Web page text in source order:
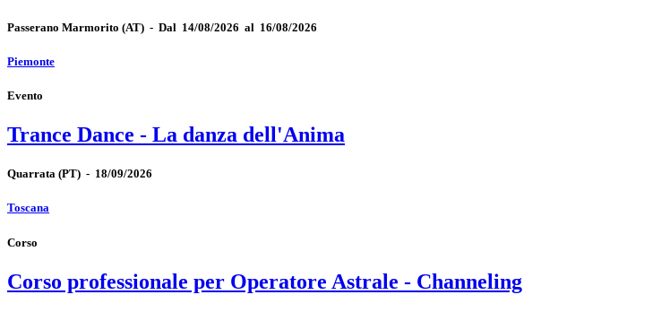
Passerano Marmorito (AT) - Dal 14/08/2026 al 16/08/2026
Piemonte
Evento
Trance Dance - La danza dell'Anima
Quarrata (PT) - 18/09/2026
Toscana
Corso
Corso professionale per Operatore Astrale - Channeling